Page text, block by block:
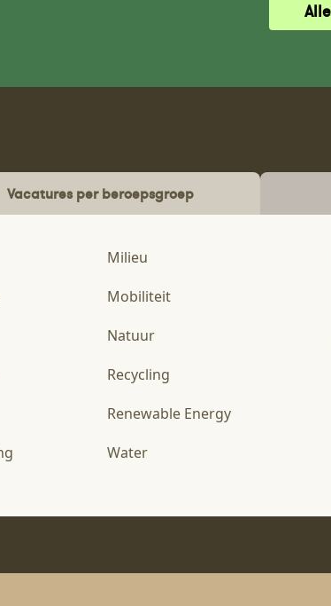
Vacatures per beroepsgroep
Milieu
Mobiliteit
Natuur
Recycling
Renewable Energy
Water